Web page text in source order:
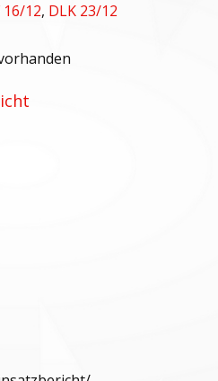
16/12, DLK 23/12